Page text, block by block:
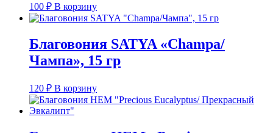
100 ₽ В корзину
Благовония SATYA «Champa/
Чампа», 15 гр
120 ₽ В корзину